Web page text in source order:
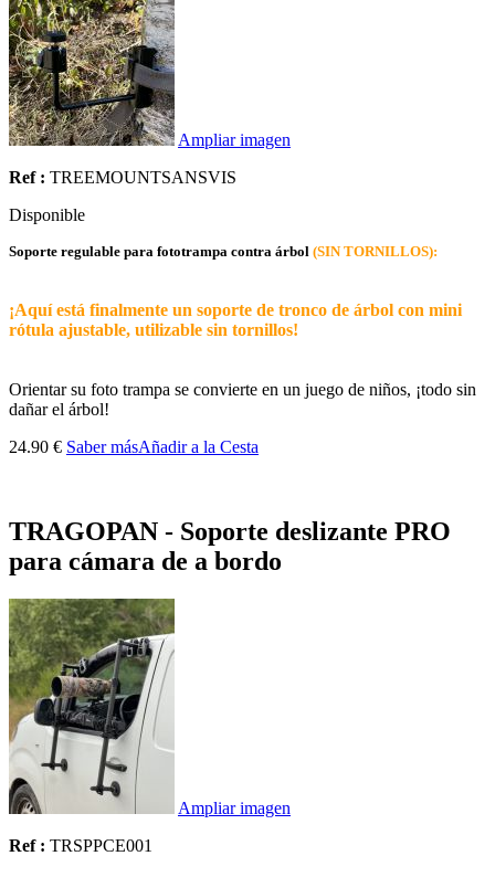
Ampliar imagen
Ref : TREEMOUNTSANSVIS
Disponible
Soporte regulable para fototrampa contra árbol (SIN TORNILLOS):
¡Aquí está finalmente un soporte de tronco de árbol con mini
rótula ajustable, utilizable sin tornillos!
Orientar su foto trampa se convierte en un juego de niños, ¡todo sin
dañar el árbol!
24.90 € Saber másAñadir a la Cesta
TRAGOPAN - Soporte deslizante PRO
para cámara de a bordo
Ampliar imagen
Ref : TRSPPCE001